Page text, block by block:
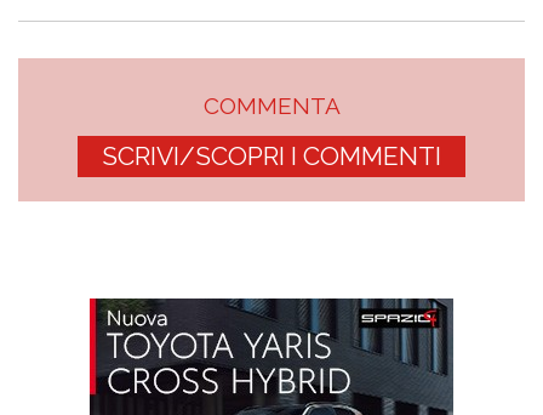
COMMENTA
SCRIVI/SCOPRI I COMMENTI